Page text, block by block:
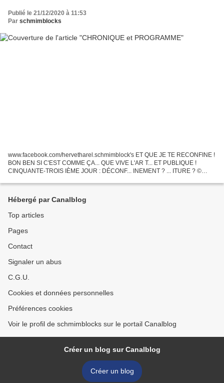
Publié le 21/12/2020 à 11:53
Par schmimblocks
www.facebook.com/hervetharel.schmimblock's ET QUE JE TE RECONFINE !
BON BEN SI C'EST COMME ÇA... QUE VIVE L'AR T... ET PUBLIQUE !
CINQUANTE-TROIS IÈME JOUR : DÉCONF... INEMENT ? ... ITURE ? ©
Hébergé par Canalblog
Top articles
Pages
Contact
Signaler un abus
C.G.U.
Cookies et données personnelles
Préférences cookies
Voir le profil de schmimblocks sur le portail Canalblog
Créer un blog sur Canalblog
Créer un blog